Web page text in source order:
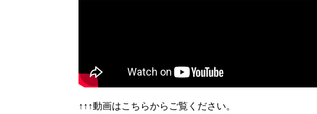
↑↑↑動画はこちらからご覧ください。